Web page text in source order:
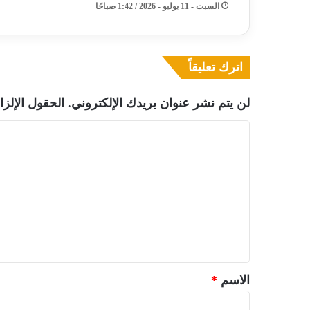
السبت - 11 يوليو - 2026 / 1:42 صباحًا
اترك تعليقاً
لن يتم نشر عنوان بريدك الإلكتروني. الحقول
*الاسم *